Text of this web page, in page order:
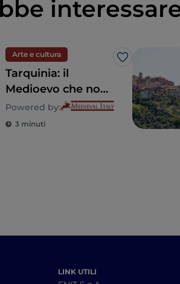
Arte e cultura
Like
Tarquinia: il
Medioevo che non
ti aspetti
Powered by:
3 minuti
LINK UTILI